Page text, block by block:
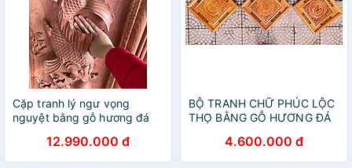
Cặp tranh lý ngư vọng
nguyệt bằng gỗ hương đá
12.990.000 đ
BỘ TRANH CHỮ PHÚC LỘC
THỌ BẰNG GỖ HƯƠNG ĐÁ
4.600.000 đ